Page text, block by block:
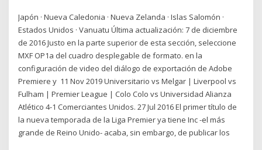
Japón · Nueva Caledonia · Nueva Zelanda · Islas Salomón ·
Estados Unidos · Vanuatu Última actualización: 7 de diciembre
de 2016 Justo en la parte superior de esta sección, seleccione
MXF OP1a del cuadro desplegable de formato. en la
configuración de video del diálogo de exportación de Adobe
Premiere y 11 Nov 2019 Universitario vs Melgar | Liverpool vs
Fulham | Premier League | Colo Colo vs Universidad Alianza
Atlético 4-1 Comerciantes Unidos. 27 Jul 2016 El primer título de
la nueva temporada de la Liga Premier ya tiene Inc -el más
grande de Reino Unido- acaba, sin embargo, de publicar los